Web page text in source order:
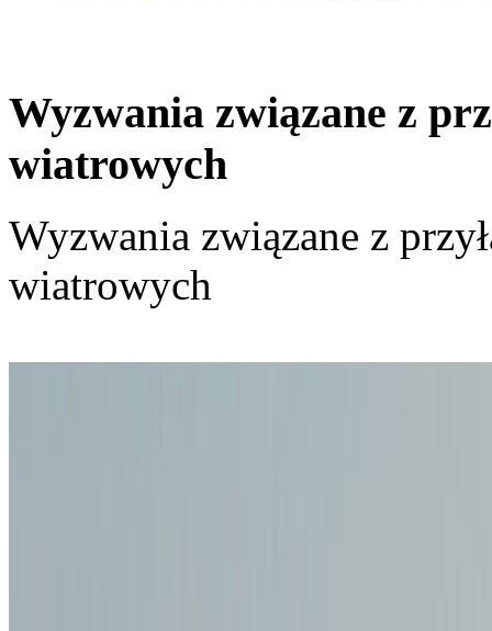
Wyzwania związane z
wiatrowych
Wyzwania związane z
wiatrowych